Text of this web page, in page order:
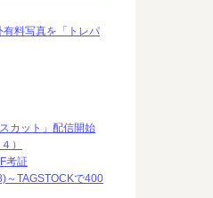
料写真を「トレパ
カット」配信開始
）
考証
～TAGSTOCKで400